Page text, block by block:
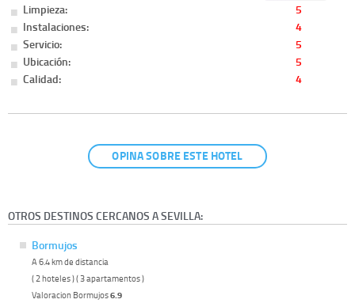
Limpieza:
5
Instalaciones:
4
Servicio:
5
Ubicación:
5
Calidad:
4
OPINA SOBRE ESTE HOTEL
OTROS DESTINOS CERCANOS A SEVILLA:
Bormujos
A 6.4 km de distancia
( 2 hoteles ) ( 3 apartamentos )
Valoracion Bormujos6.9